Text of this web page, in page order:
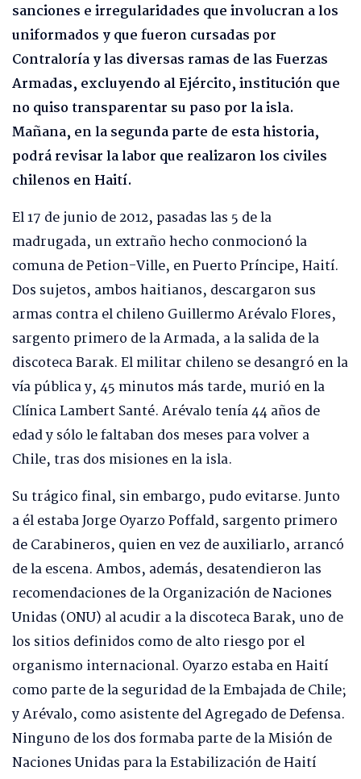
sanciones e irregularidades que involucran a los
uniformados y que fueron cursadas por
Contraloría y las diversas ramas de las Fuerzas
Armadas, excluyendo al Ejército, institución que
no quiso transparentar su paso por la isla.
Mañana, en la segunda parte de esta historia,
podrá revisar la labor que realizaron los civiles
chilenos en Haití.
El 17 de junio de 2012, pasadas las 5 de la
madrugada, un extraño hecho conmocionó la
comuna de Petion-Ville, en Puerto Príncipe, Haití.
Dos sujetos, ambos haitianos, descargaron sus
armas contra el chileno Guillermo Arévalo Flores,
sargento primero de la Armada, a la salida de la
discoteca Barak. El militar chileno se desangró en la
vía pública y, 45 minutos más tarde, murió en la
Clínica Lambert Santé. Arévalo tenía 44 años de
edad y sólo le faltaban dos meses para volver a
Chile, tras dos misiones en la isla.
Su trágico final, sin embargo, pudo evitarse. Junto
a él estaba Jorge Oyarzo Poffald, sargento primero
de Carabineros, quien en vez de auxiliarlo, arrancó
de la escena. Ambos, además, desatendieron las
recomendaciones de la Organización de Naciones
Unidas (ONU) al acudir a la discoteca Barak, uno de
los sitios definidos como de alto riesgo por el
organismo internacional. Oyarzo estaba en Haití
como parte de la seguridad de la Embajada de Chile;
y Arévalo, como asistente del Agregado de Defensa.
Ninguno de los dos formaba parte de la Misión de
Naciones Unidas para la Estabilización de Haití